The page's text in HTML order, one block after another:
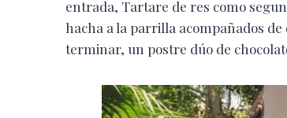
entrada, Tartare de res como
hacha a la parrilla acompañados
terminar, un postre dúo de